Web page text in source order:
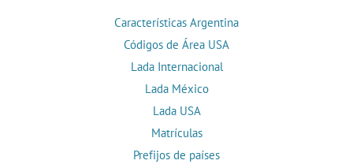
Características Argentina
Códigos de Área USA
Lada Internacional
Lada México
Lada USA
Matrículas
Prefijos de países